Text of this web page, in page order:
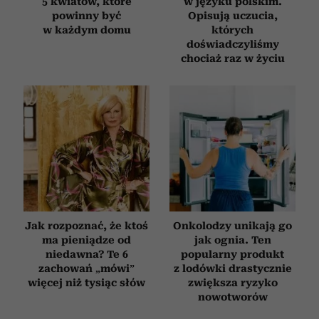
powinny być
w każdym domu
Opisują uczucia,
których
doświadczyliśmy
chociaż raz w życiu
Jak rozpoznać, że ktoś
ma pieniądze od
niedawna? Te 6
zachowań „mówi”
więcej niż tysiąc słów
Onkolodzy unikają go
jak ognia. Ten
popularny produkt
z lodówki drastycznie
zwiększa ryzyko
nowotworów